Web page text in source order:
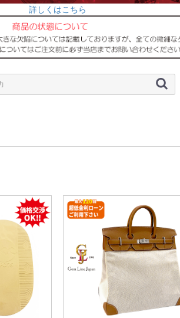
詳しくはこちら